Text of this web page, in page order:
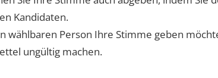
Kandidaten.
Person Ihre Stimme geben
ungültig machen.